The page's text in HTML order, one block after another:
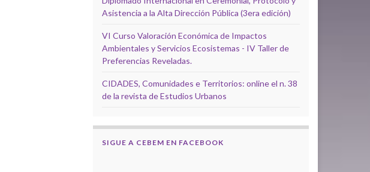
Asistencia a la Alta Dirección Pública (3era edición)
VI Curso Valoración Económica de Impactos
Ambientales y Servicios Ecosistemas - IV Taller de
Preferencias Reveladas.
CIDADES, Comunidades e Territorios: online el n. 38
de la revista de Estudios Urbanos
SIGUE A CEBEM EN FACEBOOK